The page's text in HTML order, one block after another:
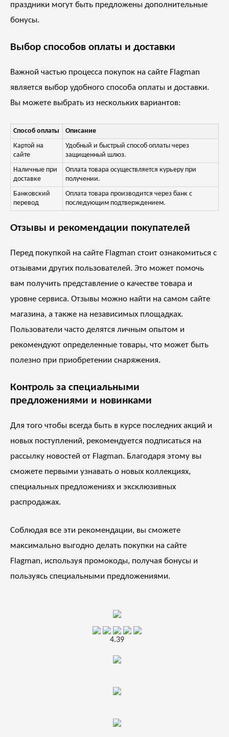
праздники могут быть предложены дополнительные
бонусы.
Выбор способов оплаты и доставки
Важной частью процесса покупок на сайте Flagman
является выбор удобного способа оплаты и доставки.
Вы можете выбрать из нескольких вариантов:
Способ оплаты
Описание
Картой на
сайте
Удобный и быстрый способ оплаты через
защищенный шлюз.
Наличные при
доставке
Оплата товара осуществляется курьеру при
получении.
Банковский
перевод
Оплата товара производится через банк с
последующим подтверждением.
Отзывы и рекомендации покупателей
Перед покупкой на сайте Flagman стоит ознакомиться с
отзывами других пользователей. Это может помочь
вам получить представление о качестве товара и
уровне сервиса. Отзывы можно найти на самом сайте
магазина, а также на независимых площадках.
Пользователи часто делятся личным опытом и
рекомендуют определенные товары, что может быть
полезно при приобретении снаряжения.
Контроль за специальными
предложениями и новинками
Для того чтобы всегда быть в курсе последних акций и
новых поступлений, рекомендуется подписаться на
рассылку новостей от Flagman. Благодаря этому вы
сможете первыми узнавать о новых коллекциях,
специальных предложениях и эксклюзивных
распродажах.
Соблюдая все эти рекомендации, вы сможете
максимально выгодно делать покупки на сайте
Flagman, используя промокоды, получая бонусы и
пользуясь специальными предложениями.
4.39